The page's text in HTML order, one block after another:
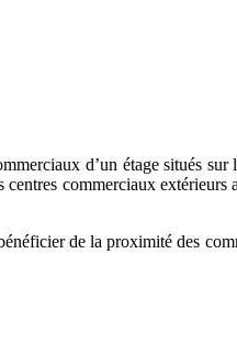
d’un étage situés
commerciaux extérieurs
de la proximité des